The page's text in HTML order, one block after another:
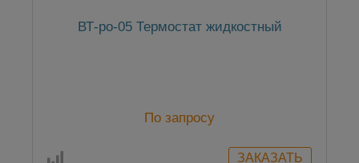
ВТ-ро-05 Термостат жидкостный
По запросу